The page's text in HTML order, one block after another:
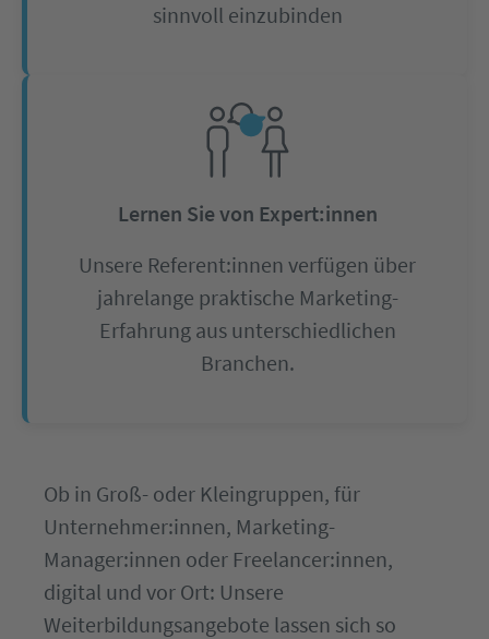
sinnvoll einzubinden
Lernen Sie von Expert:innen
Unsere Referent:innen verfügen über
jahrelange praktische Marketing-
Erfahrung aus unterschiedlichen
Branchen.
Ob in Groß- oder Kleingruppen, für
Unternehmer:innen, Marketing-
Manager:innen oder Freelancer:innen,
digital und vor Ort: Unsere
Weiterbildungsangebote lassen sich so